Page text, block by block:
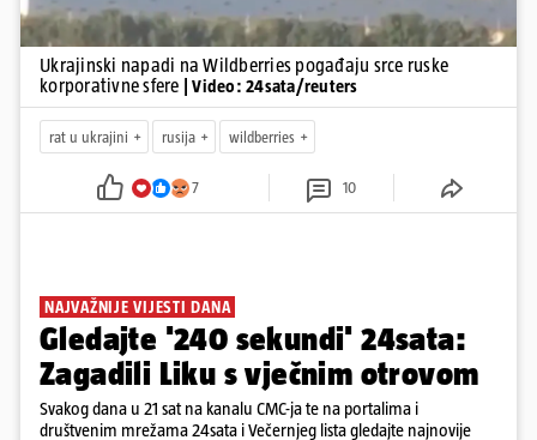
Ukrajinski napadi na Wildberries pogađaju srce ruske
korporativne sfere
| Video: 24sata/reuters
rat u ukrajini rusija wildberries
7 10
NAJVAŽNIJE VIJESTI DANA
Gledajte '240 sekundi' 24sata:
Zagadili Liku s vječnim otrovom
Svakog dana u 21 sat na kanalu CMC-ja te na portalima i
društvenim mrežama 24sata i Večernjeg lista gledajte najnovije